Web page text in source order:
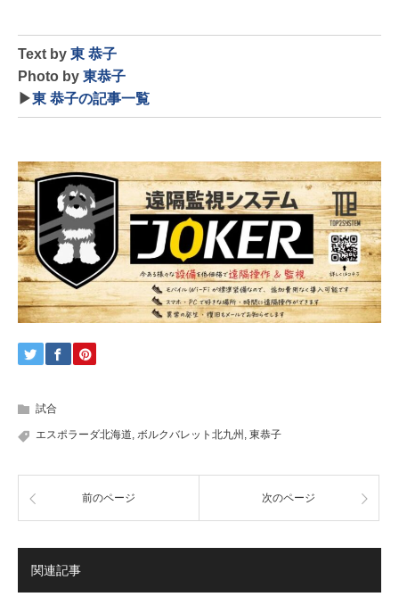
Text by 東 恭子
Photo by 東恭子
▶東 恭子の記事一覧
試合
エスポラーダ北海道, ボルクバレット北九州 , 東恭子
前のページ 次のページ
関連記事